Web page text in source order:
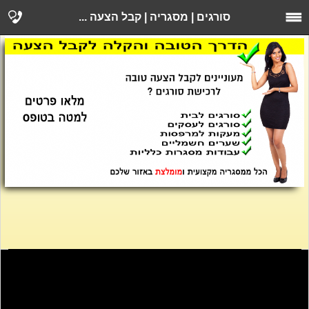
סורגים | מסגריה | קבל הצעה ...